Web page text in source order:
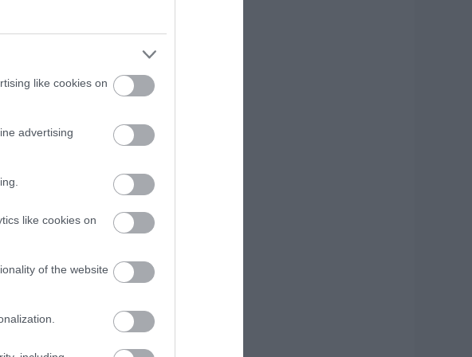
like cookies on
advertising
like cookies on
of the website
της Εύβοιας με
09.08.2026 | 13:00
Πανσέληνος
Αυγούστου 2026: Η
φαινόμενα στον
ουρανό
09.08.2026 | 12:40